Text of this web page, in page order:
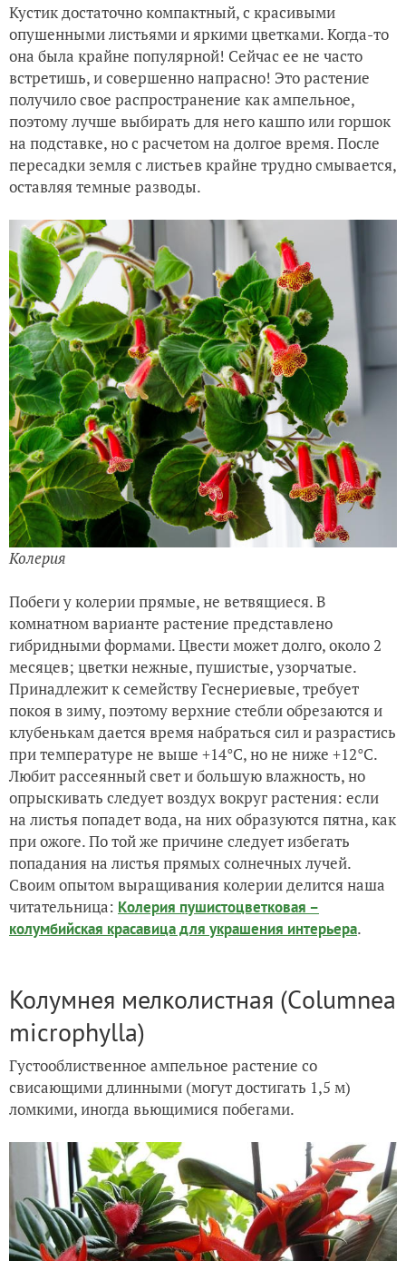
Кустик достаточно компактный, с красивыми
опушенными листьями и яркими цветками. Когда-то
она была крайне популярной! Сейчас ее не часто
встретишь, и совершенно напрасно! Это растение
получило свое распространение как ампельное,
поэтому лучше выбирать для него кашпо или горшок
на подставке, но с расчетом на долгое время. После
пересадки земля с листьев крайне трудно смывается,
оставляя темные разводы.
Колерия
Побеги у колерии прямые, не ветвящиеся. В
комнатном варианте растение представлено
гибридными формами. Цвести может долго, около 2
месяцев; цветки нежные, пушистые, узорчатые.
Принадлежит к семейству Геснериевые, требует
покоя в зиму, поэтому верхние стебли обрезаются и
клубенькам дается время набраться сил и разрастись
при температуре не выше +14°C, но не ниже +12°C.
Любит рассеянный свет и большую влажность, но
опрыскивать следует воздух вокруг растения: если
на листья попадет вода, на них образуются пятна, как
при ожоге. По той же причине следует избегать
попадания на листья прямых солнечных лучей.
Своим опытом выращивания колерии делится наша
читательница: Колерия пушистоцветковая –
колумбийская красавица для украшения интерьера.
Колумнея мелколистная (Сolumnea
microphylla)
Густооблиственное ампельное растение со
свисающими длинными (могут достигать 1,5 м)
ломкими, иногда вьющимися побегами.